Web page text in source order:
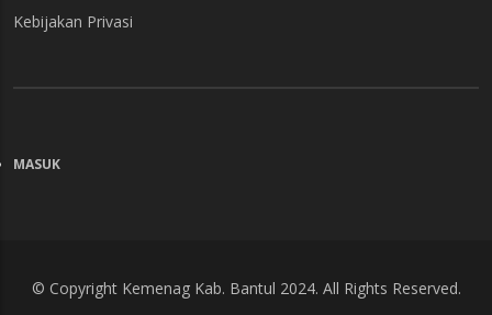
Kebijakan Privasi
MENU
MASUK
© Copyright Kemenag Kab. Bantul 2024. All Rights Reserved.